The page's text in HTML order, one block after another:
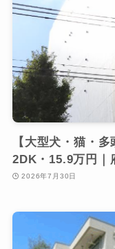
【大型犬・猫・
2DK・15.9万円｜
2026年7月30日